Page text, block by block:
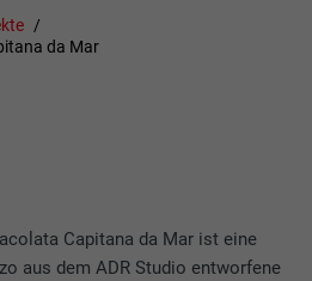
da Mar
Capitana da Mar ist eine
aus dem ADR Studio entworfene